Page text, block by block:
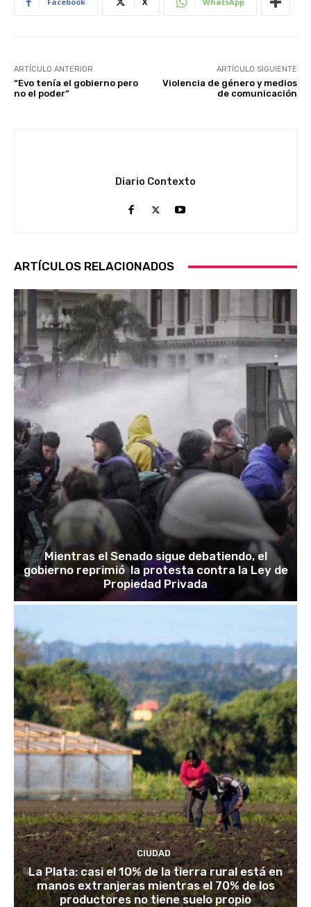
ARTÍCULO ANTERIOR
“Evo tenía el gobierno pero
no el poder”
ARTÍCULO SIGUIENTE
Violencia de género y medios
de comunicación
Diario Contexto
ARTÍCULOS RELACIONADOS
Mientras el Senado sigue debatiendo, el
gobierno reprimió la protesta contra la Ley de
Propiedad Privada
CIUDAD
La Plata: casi el 10% de la tierra rural está en
manos extranjeras mientras el 70% de los
productores no tiene suelo propio